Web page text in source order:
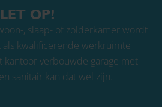
LET OP!
, slaap- of zolderkamer wordt
als kwalificerende werkruimte
kantoor verbouwde garage met
sanitair kan dat wel zijn.